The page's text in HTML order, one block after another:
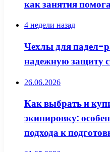
как занятия
4 недели назад
Чехлы для падел-
надежную защиту
26.06.2026
Как выбрать и
экипировку:
подхода к